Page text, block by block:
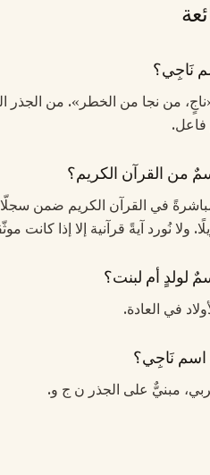
نَاجِي؟
من نجا من الخطر». من
من القرآن الكريم؟
في القرآن الكريم ضمن
ولا نُورد آيةً قرآنية إلا إذا
لولدٍ أم لبنت؟
في العادة.
اسم نَاجِي؟
مبنيٌّ على الجذر ن ج و.